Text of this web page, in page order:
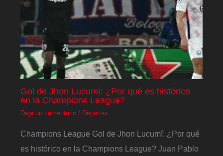
Gol de Jhon Lucumí: ¿Por qué es histórico
en la Champions League?
Deja un comentario / Deportes
Champions League Gol de Jhon Lucumí: ¿Por qué
es histórico en la Champions League? Juan Pablo